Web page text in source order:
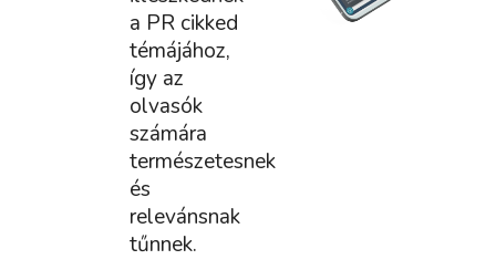
a PR cikked
témájához,
így az
olvasók
számára
természetesnek
és
relevánsnak
tűnnek.